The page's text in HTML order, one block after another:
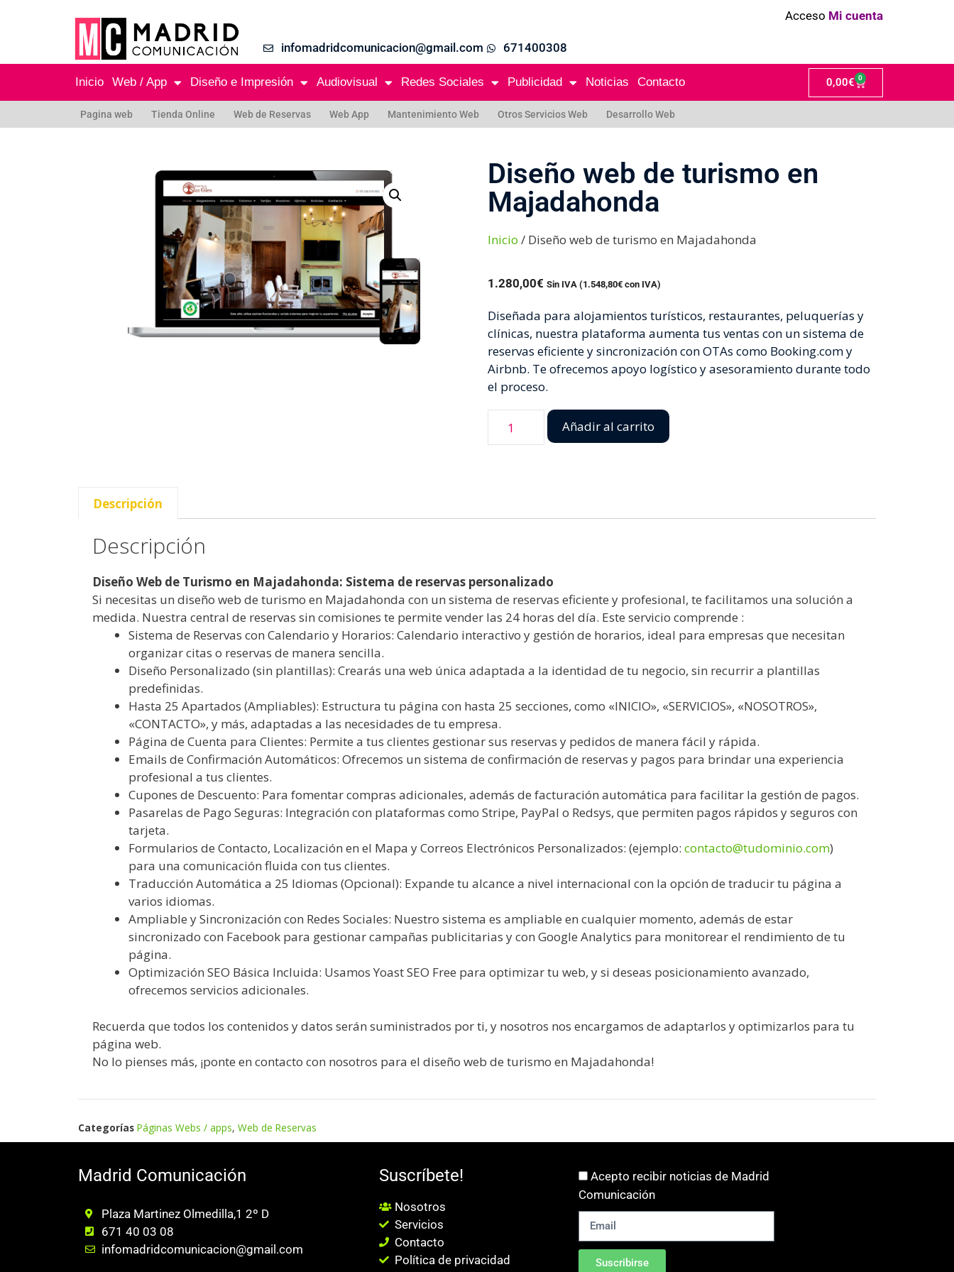
Acceso Mi cuenta
infomadridcomunicacion@gmail.com 671400308
Inicio Web / App Diseño e Impresión Audiovisual Redes Sociales Publicidad Noticias Contacto 0,00€ 0
Pagina web Tienda Online Web de Reservas Web App Mantenimiento Web Otros Servicios Web Desarrollo Web
Diseño web de turismo en
Majadahonda
Inicio / Diseño web de turismo en Majadahonda
1.280,00€ Sin IVA (1.548,80€ con IVA)
Diseñada para alojamientos turísticos, restaurantes, peluquerías y
clínicas, nuestra plataforma aumenta tus ventas con un sistema de
reservas eficiente y sincronización con OTAs como Booking.com y
Airbnb. Te ofrecemos apoyo logístico y asesoramiento durante todo
el proceso.
Añadir al carrito
Descripción
Descripción
Diseño Web de Turismo en Majadahonda: Sistema de reservas personalizado
Si necesitas un diseño web de turismo en Majadahonda con un sistema de reservas eficiente y profesional, te facilitamos una solución a
medida. Nuestra central de reservas sin comisiones te permite vender las 24 horas del día. Este servicio comprende :
Sistema de Reservas con Calendario y Horarios: Calendario interactivo y gestión de horarios, ideal para empresas que necesitan
organizar citas o reservas de manera sencilla.
Diseño Personalizado (sin plantillas): Crearás una web única adaptada a la identidad de tu negocio, sin recurrir a plantillas
predefinidas.
Hasta 25 Apartados (Ampliables): Estructura tu página con hasta 25 secciones, como «INICIO», «SERVICIOS», «NOSOTROS»,
«CONTACTO», y más, adaptadas a las necesidades de tu empresa.
Página de Cuenta para Clientes: Permite a tus clientes gestionar sus reservas y pedidos de manera fácil y rápida.
Emails de Confirmación Automáticos: Ofrecemos un sistema de confirmación de reservas y pagos para brindar una experiencia
profesional a tus clientes.
Cupones de Descuento: Para fomentar compras adicionales, además de facturación automática para facilitar la gestión de pagos.
Pasarelas de Pago Seguras: Integración con plataformas como Stripe, PayPal o Redsys, que permiten pagos rápidos y seguros con
tarjeta.
Formularios de Contacto, Localización en el Mapa y Correos Electrónicos Personalizados: (ejemplo: contacto@tudominio.com)
para una comunicación fluida con tus clientes.
Traducción Automática a 25 Idiomas (Opcional): Expande tu alcance a nivel internacional con la opción de traducir tu página a
varios idiomas.
Ampliable y Sincronización con Redes Sociales: Nuestro sistema es ampliable en cualquier momento, además de estar
sincronizado con Facebook para gestionar campañas publicitarias y con Google Analytics para monitorear el rendimiento de tu
página.
Optimización SEO Básica Incluida: Usamos Yoast SEO Free para optimizar tu web, y si deseas posicionamiento avanzado,
ofrecemos servicios adicionales.
Recuerda que todos los contenidos y datos serán suministrados por ti, y nosotros nos encargamos de adaptarlos y optimizarlos para tu
página web.
No lo pienses más, ¡ponte en contacto con nosotros para el diseño web de turismo en Majadahonda!
Categorías Páginas Webs / apps, Web de Reservas
Madrid Comunicación
Plaza Martinez Olmedilla,1 2º D
671 40 03 08
infomadridcomunicacion@gmail.com
Suscríbete!
Nosotros
Servicios
Contacto
Política de privacidad
Acepto recibir noticias de Madrid
Comunicación
Suscribirse